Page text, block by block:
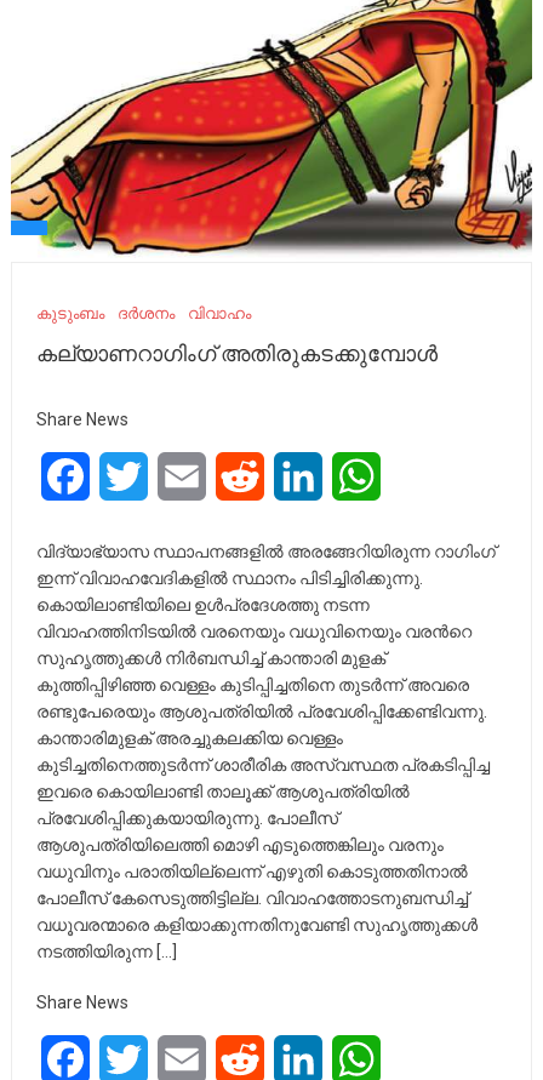
കുടുംബം ദർശനം വിവാഹം
കല്യാണറാഗിംഗ് അതിരുകടക്കുമ്പോള്‍
Share News
FacebookTwitter Email Reddit LinkedIn
വിദ്യാഭ്യാസ സ്ഥാപനങ്ങളില്‍ അരങ്ങേറിയിരുന്ന റാഗിംഗ്
ഇന്ന് വിവാഹവേദികളില്‍ സ്ഥാനം പിടിച്ചിരിക്കുന്നു.
കൊയിലാണ്ടിയിലെ ഉള്‍പ്രദേശത്തു നടന്ന
വിവാഹത്തിനിടയില്‍ വരനെയും വധുവിനെയും വരന്‍റെ
സുഹൃത്തുക്കള്‍ നിര്‍ബന്ധിച്ച് കാന്താരി മുളക്
കുത്തിപ്പിഴിഞ്ഞ വെള്ളം കുടിപ്പിച്ചതിനെ തുടര്‍ന്ന് അവരെ
രണ്ടുപേരെയും ആശുപത്രിയില്‍ പ്രവേശിപ്പിക്കേണ്ടിവന്നു.
കാന്താരിമുളക് അരച്ചുകലക്കിയ വെള്ളം
കുടിച്ചതിനെത്തുടര്‍ന്ന് ശാരീരിക അസ്വസ്ഥത പ്രകടിപ്പിച്ച
ഇവരെ കൊയിലാണ്ടി താലൂക്ക് ആശുപത്രിയില്‍
പ്രവേശിപ്പിക്കുകയായിരുന്നു. പോലീസ്
ആശുപത്രിയിലെത്തി മൊഴി എടുത്തെങ്കിലും വരനും
വധുവിനും പരാതിയില്ലെന്ന് എഴുതി കൊടുത്തതിനാല്‍
പോലീസ് കേസെടുത്തിട്ടില്ല. വിവാഹത്തോടനുബന്ധിച്ച്
വധൂവരന്മാരെ കളിയാക്കുന്നതിനുവേണ്ടി സുഹൃത്തുക്കള്‍
നടത്തിയിരുന്ന […]
Share News
FacebookTwitter Email Reddit LinkedIn